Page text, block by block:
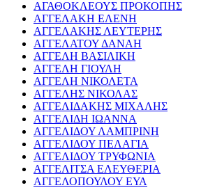
ΑΓΑΘΟΚΛΕΟΥΣ ΠΡΟΚΟΠΗΣ
ΑΓΓΕΛΑΚΗ ΕΛΕΝΗ
ΑΓΓΕΛΑΚΗΣ ΛΕΥΤΕΡΗΣ
ΑΓΓΕΛΑΤΟΥ ΔΑΝΑΗ
ΑΓΓΕΛΗ ΒΑΣΙΛΙΚΗ
ΑΓΓΕΛΗ ΓΙΟΥΛΗ
ΑΓΓΕΛΗ ΝΙΚΟΛΕΤΑ
ΑΓΓΕΛΗΣ ΝΙΚΟΛΑΣ
ΑΓΓΕΛΙΔΑΚΗΣ ΜΙΧΑΛΗΣ
ΑΓΓΕΛΙΔΗ ΙΩΑΝΝΑ
ΑΓΓΕΛΙΔΟΥ ΛΑΜΠΡΙΝΗ
ΑΓΓΕΛΙΔΟΥ ΠΕΛΑΓΙΑ
ΑΓΓΕΛΙΔΟΥ ΤΡΥΦΩΝΙΑ
ΑΓΓΕΛΙΤΣΑ ΕΛΕΥΘΕΡΙΑ
ΑΓΓΕΛΟΠΟΥΛΟΥ ΕΥΑ